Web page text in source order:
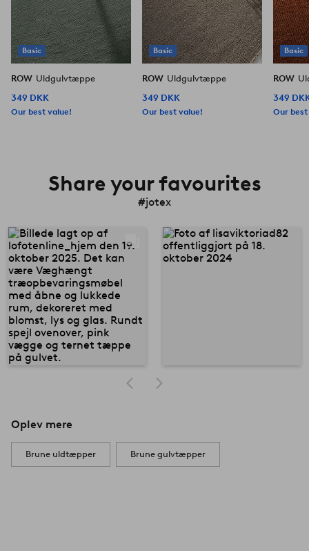
Basic
ROW Uldgulvtæppe
349 DKK
Our best value!
Basic
ROW Uldgulvtæppe
349 DKK
Our best value!
Basic
ROW
349
Our
Share your favourites
#jotex
Oplev mere
Brune uldtæpper Brune gulvtæpper